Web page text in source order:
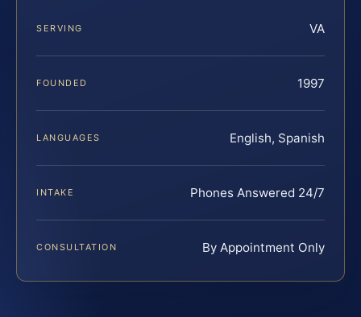
SERVING VA
FOUNDED 1997
LANGUAGES English, Spanish
INTAKE Phones Answered 24/7
CONSULTATION By Appointment Only